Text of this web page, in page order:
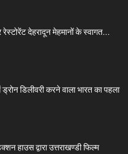
देहरादून मेहमानों के स्वागत...
डिलीवरी करने वाला भारत का पहला
हाउस द्वारा उत्तराखण्डी फिल्म